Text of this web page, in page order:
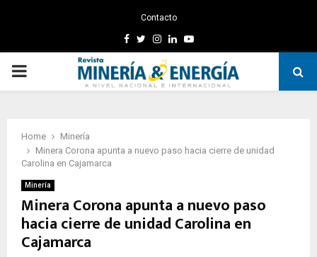
Contacto
Facebook
TwitterInstagram
LinkedinYoutube
PRIMARY
Home
Minería
Minera Corona apunta a nuevo paso hacia cierre de unidad
Carolina en Cajamarca
Minería
Minera Corona apunta a nuevo paso
hacia cierre de unidad Carolina en
Cajamarca